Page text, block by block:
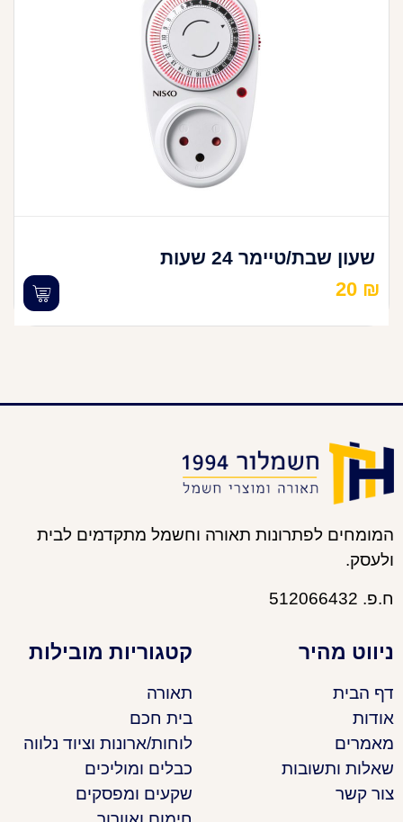
שעון שבת/טיימר 24 שעות
20 ₪
המומחים לפתרונות תאורה וחשמל מתקדמים לבית
ולעסק.
ח.פ. 512066432
ניווט מהיר
דף הבית
אודות
מאמרים
שאלות ותשובות
צור קשר
קטגוריות מובילות
תאורה
בית חכם
לוחות/ארונות וציוד נלווה
כבלים ומוליכים
שקעים ומפסקים